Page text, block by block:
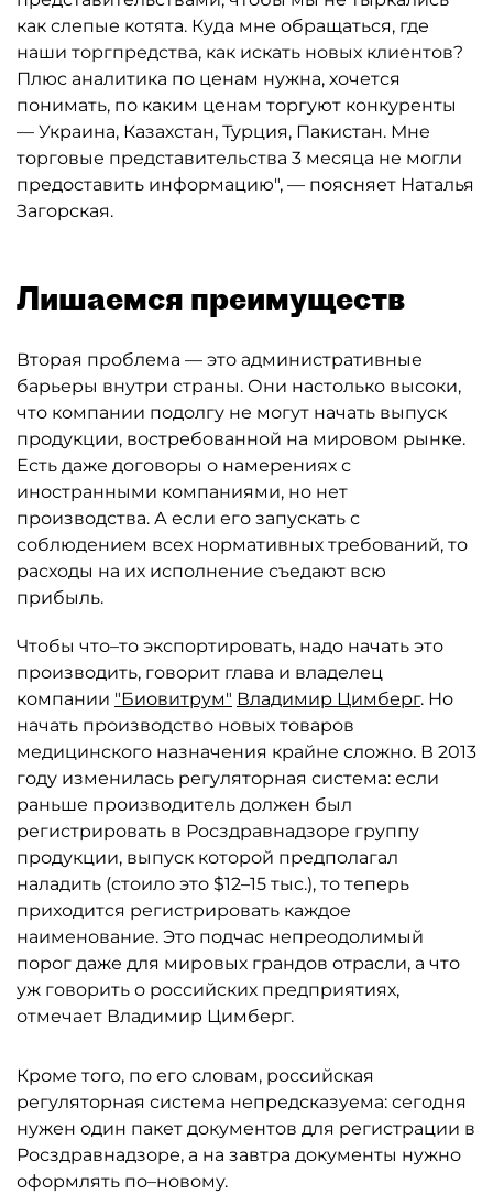
как слепые котята. Куда мне обращаться, где
наши торгпредства, как искать новых клиентов?
Плюс аналитика по ценам нужна, хочется
понимать, по каким ценам торгуют конкуренты
— Украина, Казахстан, Турция, Пакистан. Мне
торговые представительства 3 месяца не могли
предоставить информацию", — поясняет Наталья
Загорская.
Лишаемся преимуществ
Вторая проблема — это административные
барьеры внутри страны. Они настолько высоки,
что компании подолгу не могут начать выпуск
продукции, востребованной на мировом рынке.
Есть даже договоры о намерениях с
иностранными компаниями, но нет
производства. А если его запускать с
соблюдением всех нормативных требований, то
расходы на их исполнение съедают всю
прибыль.
Чтобы что–то экспортировать, надо начать это
производить, говорит глава и владелец
компании "Биовитрум" Владимир Цимберг. Но
начать производство новых товаров
медицинского назначения крайне сложно. В 2013
году изменилась регуляторная система: если
раньше производитель должен был
регистрировать в Росздравнадзоре группу
продукции, выпуск которой предполагал
наладить (стоило это $12–15 тыс.), то теперь
приходится регистрировать каждое
наименование. Это подчас непреодолимый
порог даже для мировых грандов отрасли, а что
уж говорить о российских предприятиях,
отмечает Владимир Цимберг.
Кроме того, по его словам, российская
регуляторная система непредсказуема: сегодня
нужен один пакет документов для регистрации в
Росздравнадзоре, а на завтра документы нужно
оформлять по–новому.